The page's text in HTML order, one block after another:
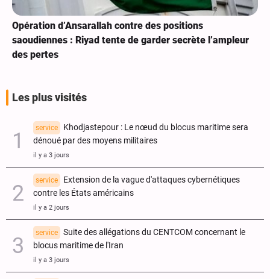
Opération d’Ansarallah contre des positions
saoudiennes : Riyad tente de garder secrète l’ampleur
des pertes
Les plus visités
service
Khodjastepour : Le nœud du blocus maritime sera
dénoué par des moyens militaires
il y a 3 jours
service
Extension de la vague d'attaques cybernétiques
contre les États américains
il y a 2 jours
service
Suite des allégations du CENTCOM concernant le
blocus maritime de l'Iran
il y a 3 jours